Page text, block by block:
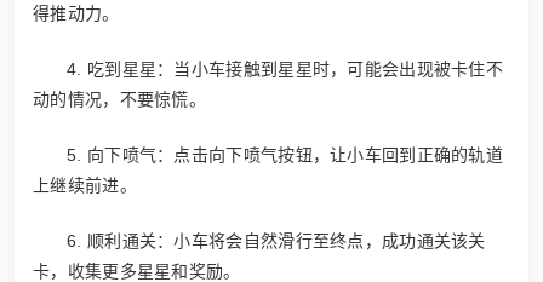
得推动力。
4. 吃到星星：当小车接触到星星时，可能会出现被卡住不
动的情况，不要惊慌。
5. 向下喷气：点击向下喷气按钮，让小车回到正确的轨道
上继续前进。
6. 顺利通关：小车将会自然滑行至终点，成功通关该关
卡，收集更多星星和奖励。